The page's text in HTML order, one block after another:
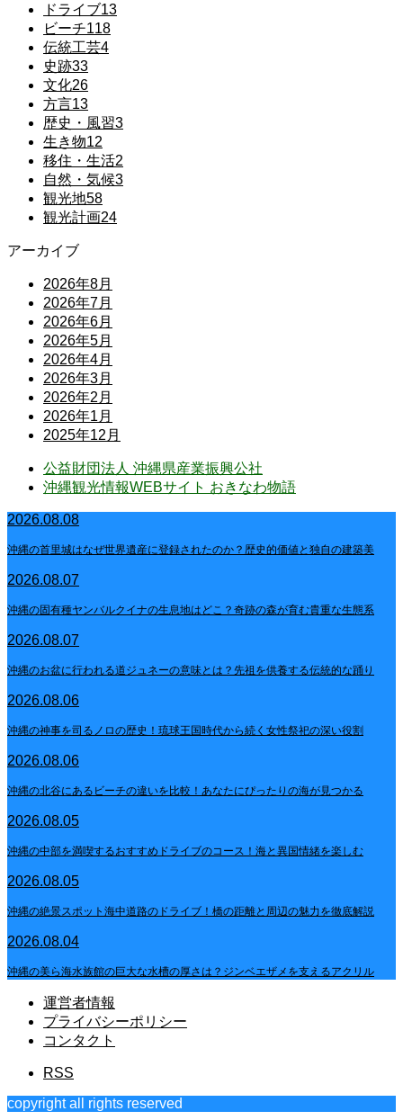
ドライブ13
ビーチ118
伝統工芸4
史跡33
文化26
方言13
歴史・風習3
生き物12
移住・生活2
自然・気候3
観光地58
観光計画24
アーカイブ
2026年8月
2026年7月
2026年6月
2026年5月
2026年4月
2026年3月
2026年2月
2026年1月
2025年12月
公益財団法人 沖縄県産業振興公社
沖縄観光情報WEBサイト おきなわ物語
2026.08.08
沖縄の首里城はなぜ世界遺産に登録されたのか？歴史的価値と独自の建築美
2026.08.07
沖縄の固有種ヤンバルクイナの生息地はどこ？奇跡の森が育む貴重な生態系
2026.08.07
沖縄のお盆に行われる道ジュネーの意味とは？先祖を供養する伝統的な踊り
2026.08.06
沖縄の神事を司るノロの歴史！琉球王国時代から続く女性祭祀の深い役割
2026.08.06
沖縄の北谷にあるビーチの違いを比較！あなたにぴったりの海が見つかる
2026.08.05
沖縄の中部を満喫するおすすめドライブのコース！海と異国情緒を楽しむ
2026.08.05
沖縄の絶景スポット海中道路のドライブ！橋の距離と周辺の魅力を徹底解説
2026.08.04
沖縄の美ら海水族館の巨大な水槽の厚さは？ジンベエザメを支えるアクリル
運営者情報
プライバシーポリシー
コンタクト
RSS
copyright all rights reserved